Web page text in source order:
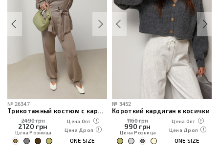
№ 26347
Трикотажный костюм с кардиганом, топом и брюками
2490 грн
2120 грн
Цена Розница
Цена Опт
Цена Дроп
ONE SIZE
№ 3452
Короткий кардиган в косички
1160 грн
990 грн
Цена Розница
Цена Опт
Цена Дроп
ONE SIZE